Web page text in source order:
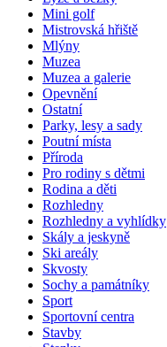
Mini golf
Mistrovská hřiště
Mlýny
Muzea
Muzea a galerie
Opevnění
Ostatní
Parky, lesy a sady
Poutní místa
Příroda
Pro rodiny s dětmi
Rodina a děti
Rozhledny
Rozhledny a vyhlídky
Skály a jeskyně
Ski areály
Skvosty
Sochy a památníky
Sport
Sportovní centra
Stavby